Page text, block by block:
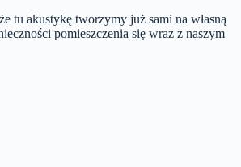
tu akustykę tworzymy już sami na własną
pomieszczenia się wraz z naszym